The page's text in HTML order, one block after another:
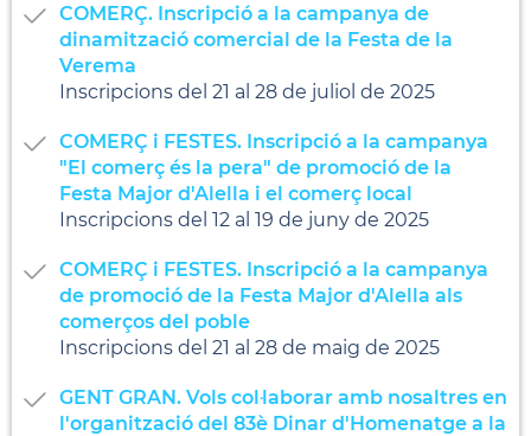
COMERÇ. Inscripció a la campanya de
dinamització comercial de la Festa de la
Verema
Inscripcions del 21 al 28 de juliol de 2025
COMERÇ i FESTES. Inscripció a la campanya
"El comerç és la pera" de promoció de la
Festa Major d'Alella i el comerç local
Inscripcions del 12 al 19 de juny de 2025
COMERÇ i FESTES. Inscripció a la campanya
de promoció de la Festa Major d'Alella als
comerços del poble
Inscripcions del 21 al 28 de maig de 2025
GENT GRAN. Vols col·laborar amb nosaltres en
l'organització del 83è Dinar d'Homenatge a la